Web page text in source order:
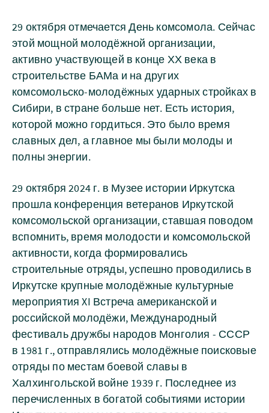
29 октября отмечается День комсомола. Сейчас
этой мощной молодёжной организации,
активно участвующей в конце ХХ века в
строительстве БАМа и на других
комсомольско-молодёжных ударных стройках в
Сибири, в стране больше нет. Есть история,
которой можно гордиться. Это было время
славных дел, а главное мы были молоды и
полны энергии.
29 октября 2024 г. в Музее истории Иркутска
прошла конференция ветеранов Иркутской
комсомольской организации, ставшая поводом
вспомнить, время молодости и комсомольской
активности, когда формировались
строительные отряды, успешно проводились в
Иркутске крупные молодёжные культурные
мероприятия XI Встреча американской и
российской молодёжи, Международный
фестиваль дружбы народов Монголия - СССР
в 1981 г., отправлялись молодёжные поисковые
отряды по местам боевой славы в
Халхингольской войне 1939 г. Последнее из
перечисленных в богатой событиями истории